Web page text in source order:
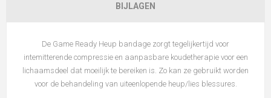
BIJLAGEN
De Game Ready Heup bandage zorgt tegelijkertijd voor
intemitterende compressie en aanpasbare koudetherapie voor een
lichaamsdeel dat moeilijk te bereiken is. Zo kan ze gebruikt worden
voor de behandeling van uiteenlopende heup/lies blessures.